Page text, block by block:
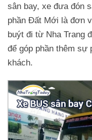
sân bay, xe đưa đón
phần Đất Mới là đơn
buýt đi từ Nha Trang
để góp phần thêm sự
khách.